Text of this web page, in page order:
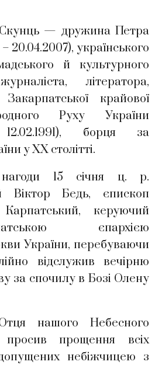
Скунць — дружина Петра
20.04.2007), українського
й культурного
літератора,
крайової
Руху України
борця за
у ХХ столітті.
15 січня ц. р.
Віктор Бедь, єпископ
керуючий
єпархією
України, перебуваючи
відслужив вечірню
за спочилу в Бозі Олену
нашого Небесного
просив прощення всіх
небіжчицею з